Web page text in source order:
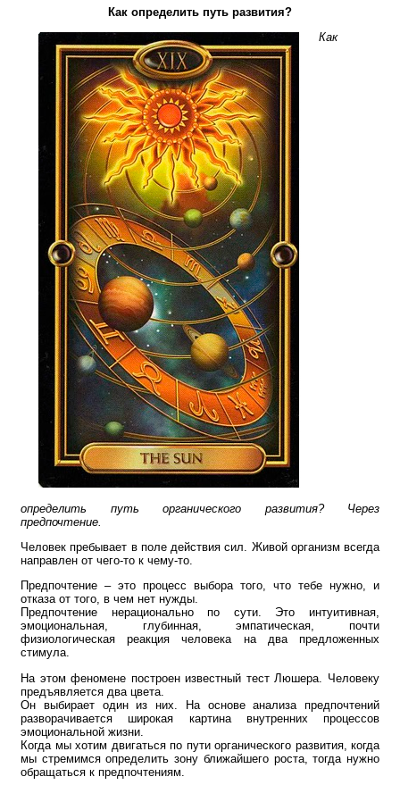
Как определить путь развития?
Как
определить путь органического развития? Через
предпочтение.
Человек пребывает в поле действия сил. Живой организм всегда
направлен от чего-то к чему-то.
Предпочтение – это процесс выбора того, что тебе нужно, и
отказа от того, в чем нет нужды.
Предпочтение нерационально по сути. Это интуитивная,
эмоциональная, глубинная, эмпатическая, почти
физиологическая реакция человека на два предложенных
стимула.
На этом феномене построен известный тест Люшера. Человеку
предъявляется два цвета.
Он выбирает один из них. На основе анализа предпочтений
разворачивается широкая картина внутренних процессов
эмоциональной жизни.
Когда мы хотим двигаться по пути органического развития, когда
мы стремимся определить зону ближайшего роста, тогда нужно
обращаться к предпочтениям.